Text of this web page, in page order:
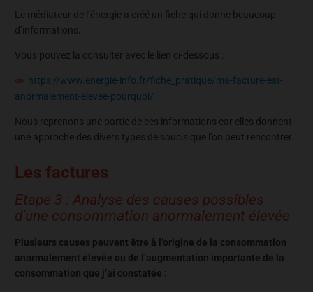
Le médiateur de l’énergie a créé un fiche qui donne beaucoup
d’informations.
Vous pouvez la consulter avec le lien ci-dessous :
https://www.energie-info.fr/fiche_pratique/ma-facture-est-
anormalement-elevee-pourquoi/
Nous reprenons une partie de ces informations car elles donnent
une approche des divers types de soucis que l’on peut rencontrer.
Les factures
Etape 3 : Analyse des causes possibles
d’une consommation anormalement élevée
Plusieurs causes peuvent être à l’origine de la consommation
anormalement élevée ou de l’augmentation importante de la
consommation que j’ai constatée :